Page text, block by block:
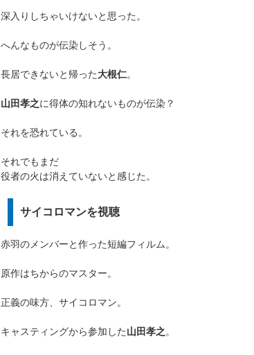
深入りしちゃいけないと思った。
へんなものが伝染しそう。
長居できないと帰った大根仁。
山田孝之に得体の知れないものが伝染？
それを恐れている。
それでもまだ
役者の火は消えていないと感じた。
サイコロマンを視聴
赤羽のメンバーと作った短編フィルム。
原作はちからのマスター。
正義の味方、サイコロマン。
キャスティングから参加した山田孝之。